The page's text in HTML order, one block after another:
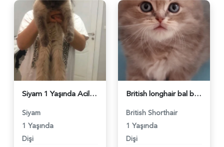
Siyam 1 Yaşında Acil Yuva Arıyor - 6213
Siyam
1 Yaşında
Dişi
British longhair bal bebekler - 6190
British Shorthair
1 Yaşında
Dişi